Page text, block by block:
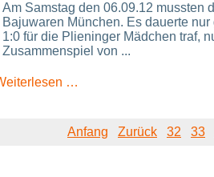
Am Samstag den 06.09.12 mussten
Bajuwaren München. Es dauerte
1:0 für die Plieninger Mädchen traf,
Zusammenspiel von ...
…
dem
Weg
Anfang Zurück 32 33